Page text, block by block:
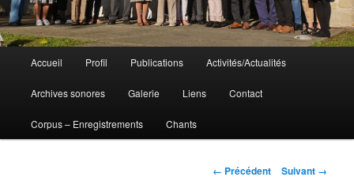
principal
Aller
au
contenu
Accueil Profil Publications Activités/Actualités
Archives sonores Galerie Liens Contact
Corpus – Enregistrements Chants
Navigation
← Précédent Suivant →